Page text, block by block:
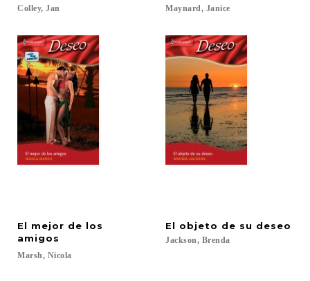
Colley, Jan Maynard, Janice
El mejor de los
amigos
Marsh, Nicola
El objeto de su deseo
Jackson, Brenda